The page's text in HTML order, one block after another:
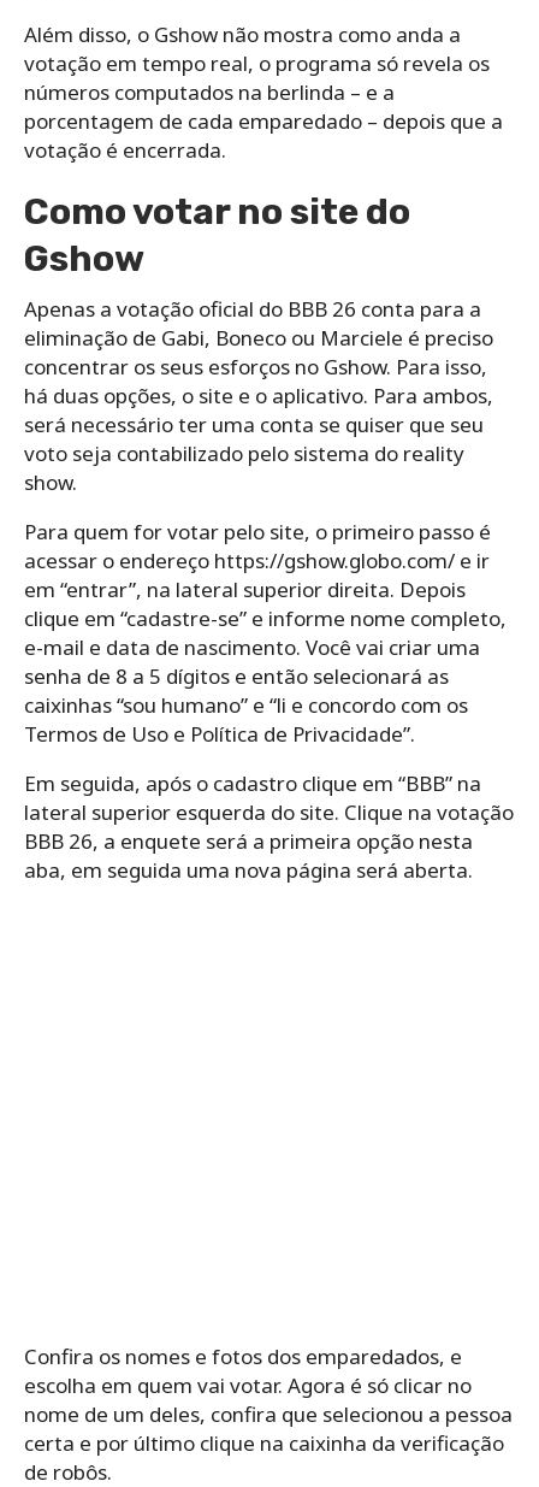
Além disso, o Gshow não mostra como anda a
votação em tempo real, o programa só revela os
números computados na berlinda – e a
porcentagem de cada emparedado – depois que a
votação é encerrada.
Como votar no site do
Gshow
Apenas a votação oficial do BBB 26 conta para a
eliminação de Gabi, Boneco ou Marciele é preciso
concentrar os seus esforços no Gshow. Para isso,
há duas opções, o site e o aplicativo. Para ambos,
será necessário ter uma conta se quiser que seu
voto seja contabilizado pelo sistema do reality
show.
Para quem for votar pelo site, o primeiro passo é
acessar o endereço https://gshow.globo.com/ e ir
em “entrar”, na lateral superior direita. Depois
clique em “cadastre-se” e informe nome completo,
e-mail e data de nascimento. Você vai criar uma
senha de 8 a 5 dígitos e então selecionará as
caixinhas “sou humano” e “li e concordo com os
Termos de Uso e Política de Privacidade”.
Em seguida, após o cadastro clique em “BBB” na
lateral superior esquerda do site. Clique na votação
BBB 26, a enquete será a primeira opção nesta
aba, em seguida uma nova página será aberta.
Confira os nomes e fotos dos emparedados, e
escolha em quem vai votar. Agora é só clicar no
nome de um deles, confira que selecionou a pessoa
certa e por último clique na caixinha da verificação
de robôs.